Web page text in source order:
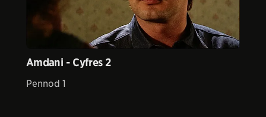
Amdani - Cyfres 2
Pennod 1